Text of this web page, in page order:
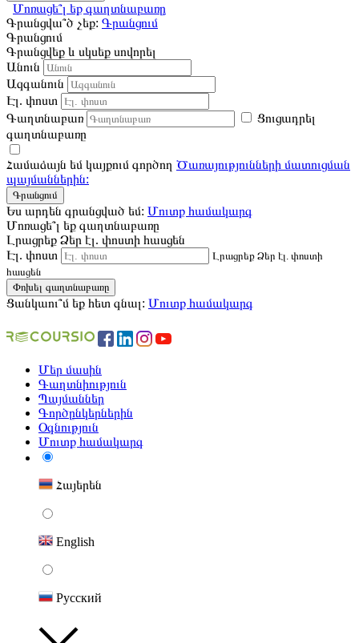
Մոռացե՞լ եք գաղտնաբառը
Գրանցվա՞ծ չեք: Գրանցում
Գրանցում
Գրանցվեք և սկսեք սովորել
Անուն
Ազգանուն
Էլ. փոստ
Գաղտնաբառ
Ցուցադրել
գաղտնաբառը
Համաձայն եմ կայքում գործող Ծառայությունների մատուցման
պայմաններին:
Գրանցում
Ես արդեն գրանցված եմ: Մուտք համակարգ
Մոռացե՞լ եք գաղտնաբառը
Լրացրեք Ձեր էլ. փոստի հասցեն
Էլ. փոստ
Լրացրեք Ձեր էլ. փոստի
հասցեն
Փոխել գաղտնաբառը
Ցանկաու՞մ եք հետ գնալ: Մուտք համակարգ
Մեր մասին
Գաղտնիություն
Պայմաններ
Գործընկերներին
Օգնություն
Մուտք համակարգ
Հայերեն
English
Русский